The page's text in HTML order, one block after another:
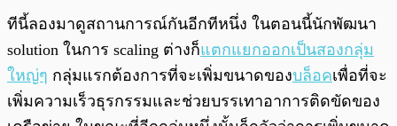
ทีนี้ลองมาดูสถานการณ์กันอีกทีหนึ่ง ในตอนนี้นักพัฒนา
solution ในการ scaling ต่างก็แตกแยกออกเป็นสองกลุ่ม
ใหญ่ๆ กลุ่มแรกต้องการที่จะเพิ่มขนาดของบล็อคเพื่อที่จะ
เพิ่มความเร็วธุรกรรมและช่วยบรรเทาอาการติดขัดของ